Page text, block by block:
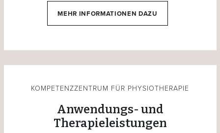
MEHR INFORMATIONEN DAZU
KOMPETENZZENTRUM FÜR PHYSIOTHERAPIE
Anwendungs- und
Therapieleistungen